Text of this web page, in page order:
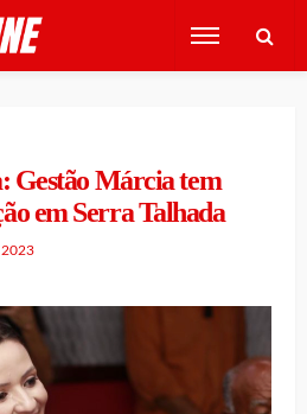
Gestão Márcia tem
em Serra Talhada
2023